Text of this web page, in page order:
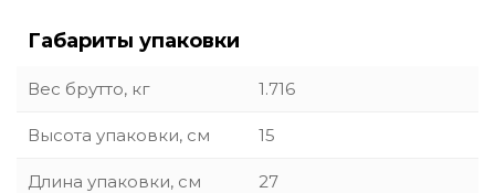
Габариты упаковки
Вес брутто, кг 1.716
Высота упаковки, см 15
Длина упаковки, см 27